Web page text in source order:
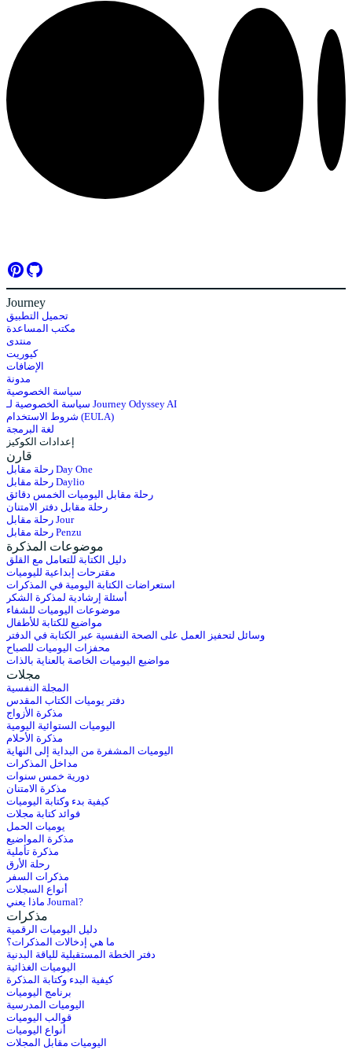
Journey
تحميل التطبيق
مكتب المساعدة
منتدى
كيوريت
الإضافات
مدونة
سياسة الخصوصية
سياسة الخصوصية لـ Journey Odyssey AI
شروط الاستخدام (EULA)
لغة البرمجة
إعدادات الكوكيز
قارن
رحلة مقابل Day One
رحلة مقابل Daylio
رحلة مقابل اليوميات الخمس دقائق
رحلة مقابل دفتر الامتنان
رحلة مقابل Jour
رحلة مقابل Penzu
موضوعات المذكرة
دليل الكتابة للتعامل مع القلق
مقترحات إبداعية لليوميات
استعراضات الكتابة اليومية في المذكرات
أسئلة إرشادية لمذكرة الشكر
موضوعات اليوميات للشفاء
مواضيع للكتابة للأطفال
وسائل لتحفيز العمل على الصحة النفسية عبر الكتابة في الدفتر
محفزات اليوميات للصباح
مواضيع اليوميات الخاصة بالعناية بالذات
مجلات
المجلة النفسية
دفتر يوميات الكتاب المقدس
مذكرة الأزواج
اليوميات الستوائية اليومية
مذكرة الأحلام
اليوميات المشفرة من البداية إلى النهاية
مداخل المذكرات
دورية خمس سنوات
مذكرة الامتنان
كيفية بدء وكتابة اليوميات
فوائد كتابة مجلات
يوميات الحمل
مذكرة المواضيع
مذكرة تأملية
رحلة الأرق
مذكرات السفر
أنواع السجلات
ماذا يعني Journal?
مذكرات
دليل اليوميات الرقمية
ما هي إدخالات المذكرات؟
دفتر الخطة المستقبلية للياقة البدنية
اليوميات الغذائية
كيفية البدء وكتابة المذكرة
برنامج اليوميات
اليوميات المدرسية
قوالب اليوميات
أنواع اليوميات
اليوميات مقابل المجلات